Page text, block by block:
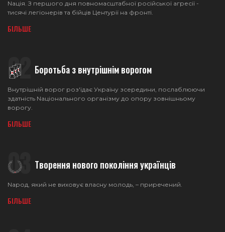
Nація. З першого дня повномасштабної російської агресії -
тисячі легіонерів та бійців Центурії на фронті.
БІЛЬШЕ
02 Боротьба з внутрiшнiм ворогом
Внутрішній ворог роз'їдає Україну зсередини, послаблюючи
здатність Nаціонального організму до опору зовнішньому
ворогу.
БІЛЬШЕ
03 Творення нового покоління українців
Nарод, який не виховує власну молодь, – приречений.
БІЛЬШЕ